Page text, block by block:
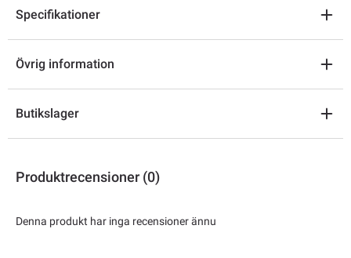
Specifikationer
Övrig information
Butikslager
Produktrecensioner (0)
Denna produkt har inga recensioner ännu